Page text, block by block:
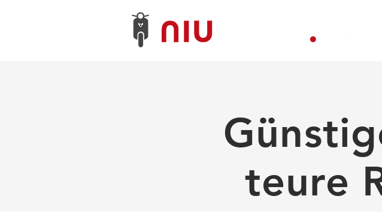
teure